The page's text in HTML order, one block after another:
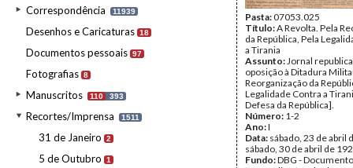
Correspondência 11939
Desenhos e Caricaturas 18
Documentos pessoais 97
Fotografias 8
Manuscritos 110 393
Recortes/Imprensa 1511
31 de Janeiro 2
5 de Outubro 1
Pasta:07053.025
Título:A Revolta. Pela
da República, Pela
a Tirania
Assunto:Jornal
oposição à Ditadura
Reorganização da
Legalidade Contra a
Defesa da República].
Número: 1-2
Ano:I
Data: sábado, 23 de abril
sábado, 30 de abril de
Fundo:DBG -